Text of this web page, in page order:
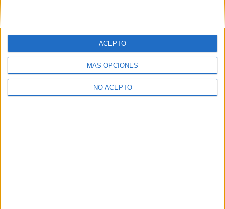
MÁS OPCIONES
NO ACEPTO
ACEPTO